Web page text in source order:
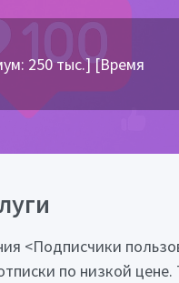
250 тыс.] [Время
<Подписчики
по низкой цене.